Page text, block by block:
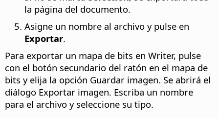
la página del documento.
Asigne un nombre al archivo y pulse en
Exportar.
Para exportar un mapa de bits en Writer, pulse
con el botón secundario del ratón en el mapa de
bits y elija la opción Guardar imagen. Se abrirá el
diálogo Exportar imagen. Escriba un nombre
para el archivo y seleccione su tipo.